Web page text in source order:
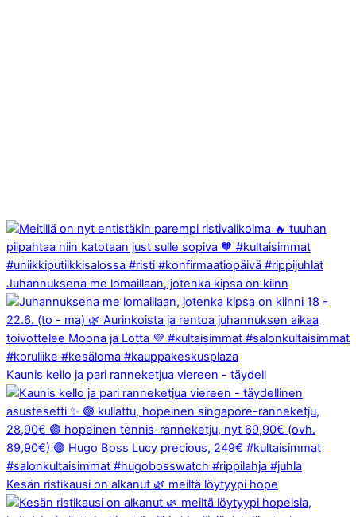
Juhannuksena me lomaillaan, jotenka kipsa on kiinn
Kaunis kello ja pari ranneketjua viereen - täydell
Kesän ristikausi on alkanut 🌿 meiltä löytyypi hope